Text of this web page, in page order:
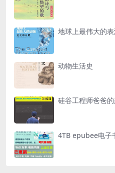
地球上最伟大的
动物生活史
硅谷工程师爸爸
4TB epubee电子